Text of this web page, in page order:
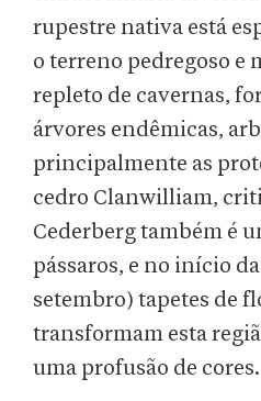
rupestre nativa está
o terreno pedregoso e
repleto de cavernas,
árvores endêmicas,
principalmente as
cedro Clanwilliam,
Cederberg também é
pássaros, e no início
setembro) tapetes de
transformam esta
uma profusão de cores.